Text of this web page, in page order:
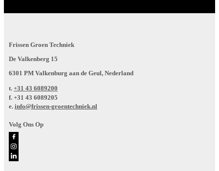
Frissen Groen Techniek
De Valkenberg 15
6301 PM Valkenburg aan de Geul, Nederland
t. +31 43 6089200
f. +31 43 6089205
e. info@frissen-groentechniek.nl
Volg Ons Op